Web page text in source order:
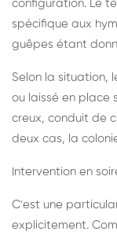
configuration. Le
spécifique aux
guêpes étant
Selon la situation,
ou laissé en place
creux, conduit de
deux cas, la
Intervention en
C'est une
explicitement.